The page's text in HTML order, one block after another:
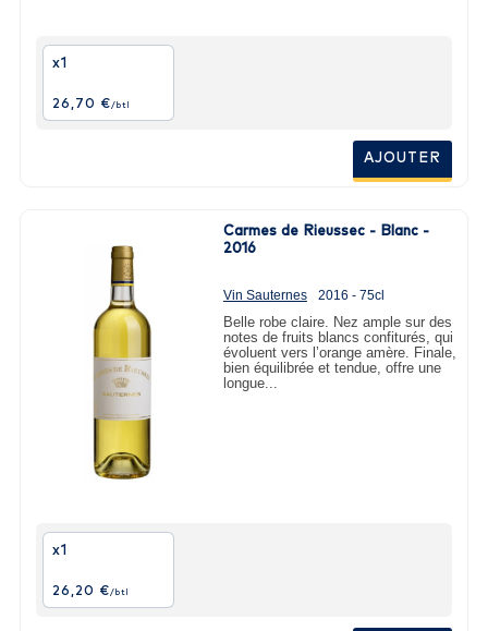
x1
26,70 €/btl
AJOUTER
Carmes de Rieussec - Blanc -
2016
Vin Sauternes 2016 - 75cl
Belle robe claire. Nez ample sur des
notes de fruits blancs confiturés, qui
évoluent vers l’orange amère. Finale,
bien équilibrée et tendue, offre une
longue...
x1
26,20 €/btl